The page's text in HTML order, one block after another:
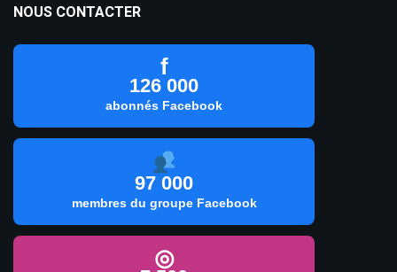
NOUS CONTACTER
f
126 000
abonnés Facebook
97 000
membres du groupe Facebook
◎